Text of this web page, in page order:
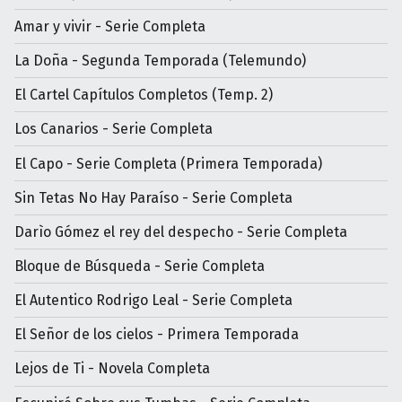
Amar y vivir - Serie Completa
La Doña - Segunda Temporada (Telemundo)
El Cartel Capítulos Completos (Temp. 2)
Los Canarios - Serie Completa
El Capo - Serie Completa (Primera Temporada)
Sin Tetas No Hay Paraíso - Serie Completa
Darìo Gómez el rey del despecho - Serie Completa
Bloque de Búsqueda - Serie Completa
El Autentico Rodrigo Leal - Serie Completa
El Señor de los cielos - Primera Temporada
Lejos de Ti - Novela Completa